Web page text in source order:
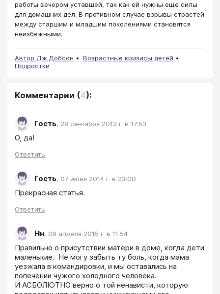
работы вечером уставшей, так как ей нужны еще силы
для домашних дел. В противном случае взрывы страстей
между старшим и младшим поколениями становятся
неизбежными.
Автор Дж.Добсон
Возрастные кризисы детей
Подростки
Комментарии (4):
Гость, 28 сентября 2013 г. в 17:53
О, да!
Ответить
Гость, 07 июня 2014 г. в 23:00
Прекрасная статья.
Ответить
Нн, 09 апреля 2015 г. в 11:54
Правильно о присутствии матери в доме, когда дети
маленькие.  Не могу забыть ту боль, когда мама
уезжала в командировки, и мы оставались на
попечении чужого холодного человека.
И АСБОЛЮТНО верно о той ненависти, которую